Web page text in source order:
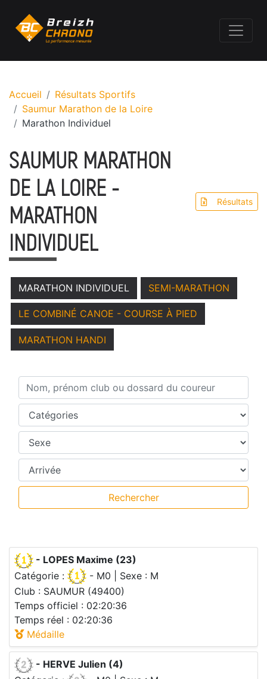
Accueil
Résultats Sportifs
Saumur Marathon de la Loire
Marathon Individuel
SAUMUR MARATHON
DE LA LOIRE -
MARATHON
INDIVIDUEL
Résultats
MARATHON INDIVIDUEL SEMI-MARATHON
LE COMBINÉ CANOE - COURSE À PIED
MARATHON HANDI
Nom, prénom club ou dossard du coureur
Catégories
Sexe
Temps intermédiaires
Rechercher